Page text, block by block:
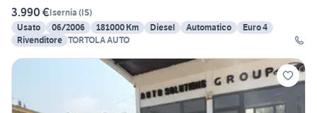
3.990 €Isernia (IS)
Usato
06/2006 181000 Km Diesel Automatico
Euro 4
Rivenditore TORTOLA AUTO